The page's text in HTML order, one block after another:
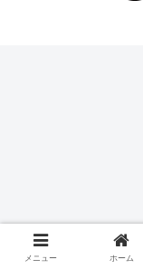
メニュー ホーム